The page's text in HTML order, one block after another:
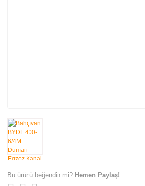
Bu ürünü beğendin mi? Hemen Paylaş!